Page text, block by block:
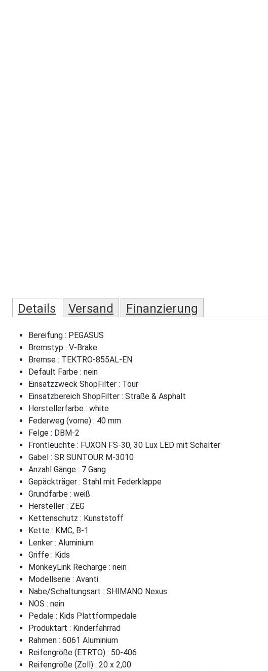
Details Versand Finanzierung
Bereifung : PEGASUS
Bremstyp : V-Brake
Bremse : TEKTRO-855AL-EN
Default Farbe : nein
Einsatzzweck ShopFilter : Tour
Einsatzbereich ShopFilter : Straße & Asphalt
Herstellerfarbe : white
Federweg (vorne) : 40 mm
Felge : DBM-2
Frontleuchte : FUXON FS-30, 30 Lux LED mit Schalter
Gabel : SR SUNTOUR M-3010
Anzahl Gänge : 7 Gang
Gepäckträger : Stahl mit Federklappe
Grundfarbe : weiß
Hersteller : ZEG
Kettenschutz : Kunststoff
Kette : KMC, B-1
Lenker : Aluminium
Griffe : Kids
MonkeyLink Recharge : nein
Modellserie : Avanti
Nabe/Schaltungsart : SHIMANO Nexus
NOS : nein
Pedale : Kids Plattformpedale
Produktart : Kinderfahrrad
Rahmen : 6061 Aluminium
Reifengröße (ETRTO) : 50-406
Reifengröße (Zoll) : 20 x 2,00